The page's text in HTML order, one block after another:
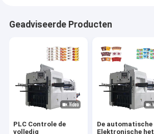
Geadviseerde Producten
PLC Controle de
volledig
De automatische
Elektronische het